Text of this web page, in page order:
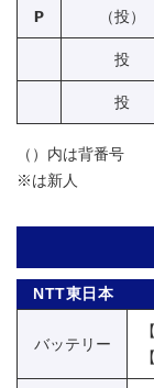
P （投）
投
投
（）内は背番号
※は新人
NTT東日本
バッテリー